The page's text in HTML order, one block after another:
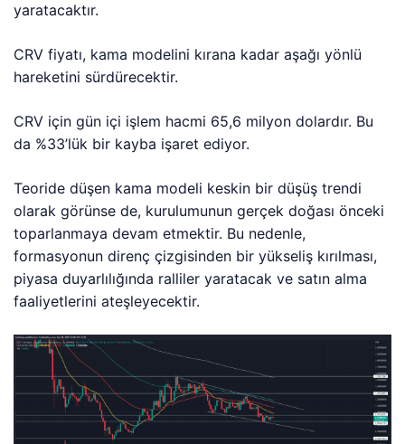
yaratacaktır.
CRV fiyatı, kama modelini kırana kadar aşağı yönlü
hareketini sürdürecektir.
CRV için gün içi işlem hacmi 65,6 milyon dolardır. Bu
da %33’lük bir kayba işaret ediyor.
Teoride düşen kama modeli keskin bir düşüş trendi
olarak görünse de, kurulumunun gerçek doğası önceki
toparlanmaya devam etmektir. Bu nedenle,
formasyonun direnç çizgisinden bir yükseliş kırılması,
piyasa duyarlılığında ralliler yaratacak ve satın alma
faaliyetlerini ateşleyecektir.